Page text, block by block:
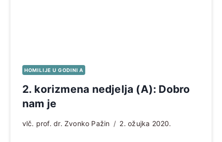
HOMILIJE U GODINI A
2. korizmena nedjelja (A): Dobro
nam je
vlč. prof. dr. Zvonko Pažin 2. ožujka 2020.